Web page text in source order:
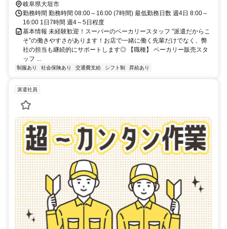
岐阜県大垣市
勤務時間 勤務時間 08:00～16:00 (7時間) 最低勤務日数 週4日 8:00～
16:00 1日7時間 週4～5日程度
基本情報 未経験歓迎！スーパーのベーカリースタッフ ”派遣だからこ
そ”の働きやすさがあります！お店で一緒に働く先輩だけでなく、弊
社の担当も継続的にサポートします◎ 【職種】 ベーカリー販売スタ
ッフ ...
制服あり 社会保険あり 交通費支給 シフト制 昇給あり
派遣社員